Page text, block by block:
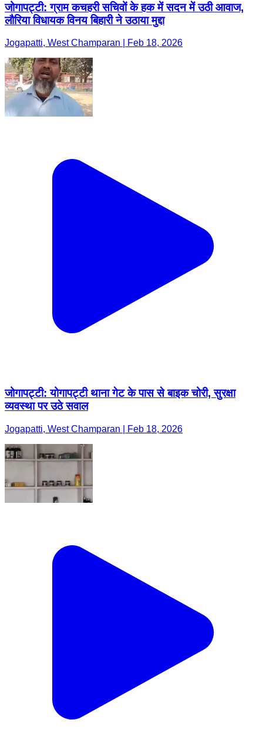
जोगापट्टी: ग्राम कचहरी सचिवों के हक में सदन में उठी आवाज,
लौरिया विधायक विनय बिहारी ने उठाया मुद्दा
Jogapatti, West Champaran | Feb 18, 2026
जोगापट्टी: योगापट्टी थाना गेट के पास से बाइक चोरी, सुरक्षा
व्यवस्था पर उठे सवाल
Jogapatti, West Champaran | Feb 18, 2026